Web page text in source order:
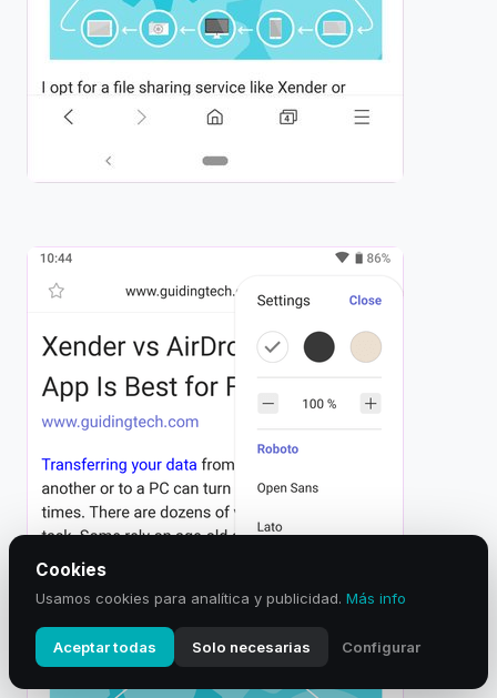
Cookies
Usamos cookies para analítica y publicidad. Más info
Aceptar todas Solo necesarias Configurar